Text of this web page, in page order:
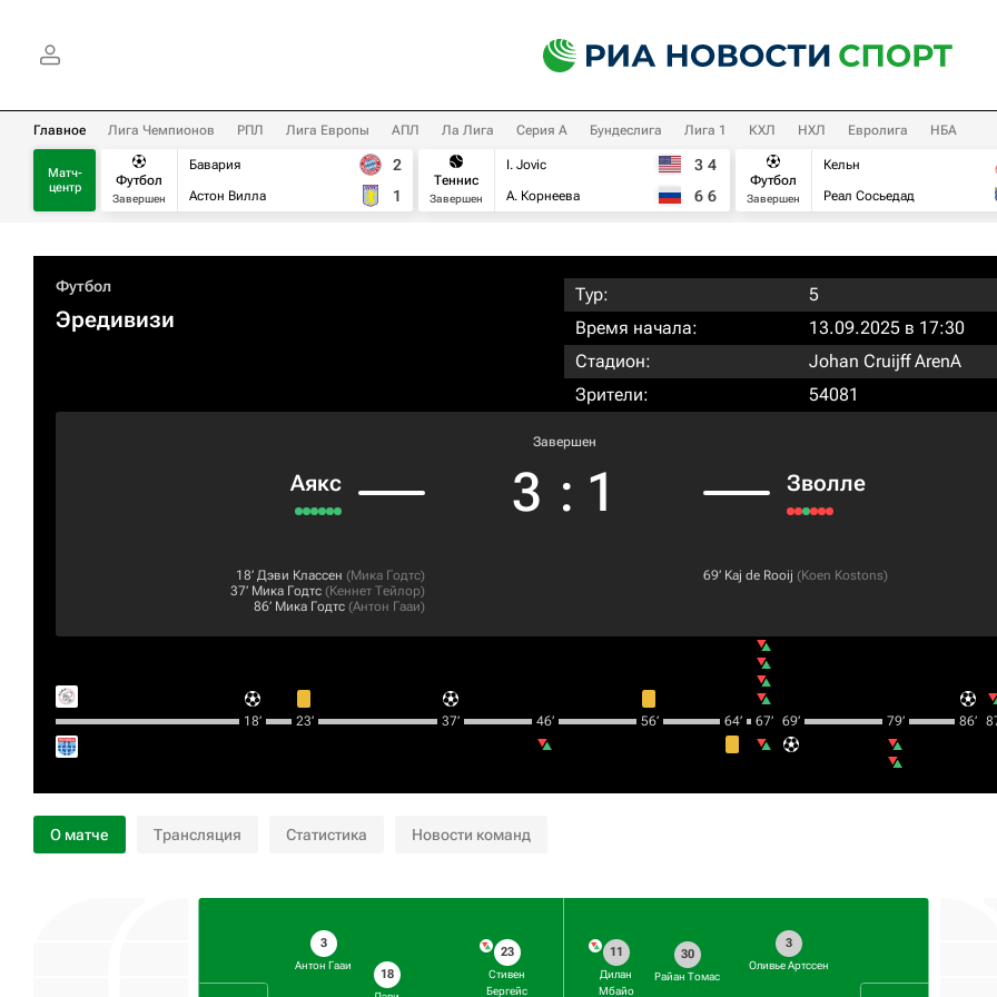
Главное Лига Чемпионов РПЛ Лига Европы АПЛ Ла Лига Серия А Бундеслига Лига 1 КХЛ НХЛ Евролига НБА
Матч-
центр
Футбол
Завершен
Бавария
Астон Вилла
2
1
Теннис
Завершен
I. Jovic
А. Корнеева
3 4
6 6
Футбол
Завершен
Кельн
Реал Сосьедад
Футбол
Эредивизи
Тур:
5
Время начала:
13.09.2025 в 17:30
Стадион:
Johan Cruijff ArenA
Зрители:
54081
Аякс
Завершен
3 : 1 Зволле
18‎’‎ Дэви Классен (Мика Годтс)
37‎’‎ Мика Годтс (Кеннет Тейлор)
86‎’‎ Мика Годтс (Антон Гааи)
69‎’‎ Kaj de Rooij (Koen Kostons)
18‎’‎ 23‎’‎ 37‎’‎ 46‎’‎ 56‎’‎ 64‎’‎ 67‎’‎ 69‎’‎ 79‎’‎ 86‎’‎
О матче Трансляция Статистика Новости команд
3
Антон Гааи
18
23
Стивен
Бергейс
3
Оливье Артссен
30
Райан Томас
11
Дилан
Мбайо